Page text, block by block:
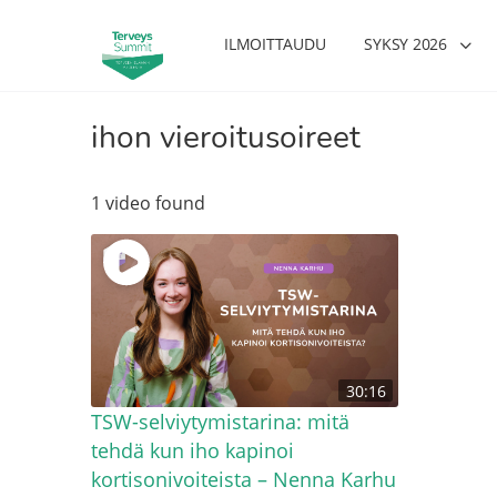
ILMOITTAUDU SYKSY 2026
ihon vieroitusoireet
1 video found
30:16
TSW-selviytymistarina: mitä
tehdä kun iho kapinoi
kortisonivoiteista – Nenna Karhu